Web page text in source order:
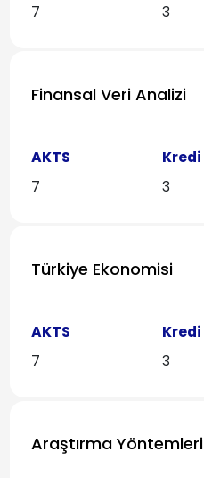
7
3
Finansal Veri Analizi
AKTS
7
Kredi
3
Türkiye Ekonomisi
AKTS
7
Kredi
3
Araştırma Yöntemleri